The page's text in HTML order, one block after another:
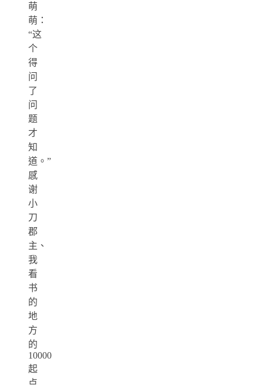
萌
萌：
“这
个
得
问
了
问
题
才
知
道。”
感
谢
小
刀
郡
主、
我
看
书
的
地
方
的
10000
起
点